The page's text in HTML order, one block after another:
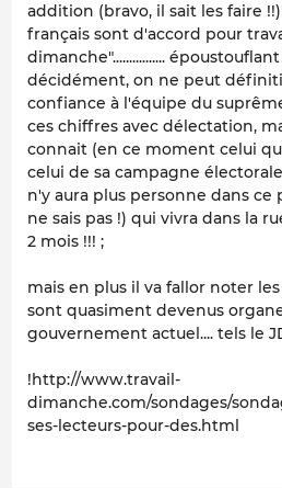
addition (bravo, il sait les faire !!)
français sont d'accord pour
dimanche"................ époustouflant
décidément, on ne peut
confiance à l'équipe du
ces chiffres avec délectation,
connait (en ce moment celui
celui de sa campagne
n'y aura plus personne dans ce
ne sais pas !) qui vivra dans la
2 mois !!! ;
mais en plus il va fallor noter
sont quasiment devenus
gouvernement actuel.... tels le
!http://www.travail-
dimanche.com/sondages/
ses-lecteurs-pour-des.html